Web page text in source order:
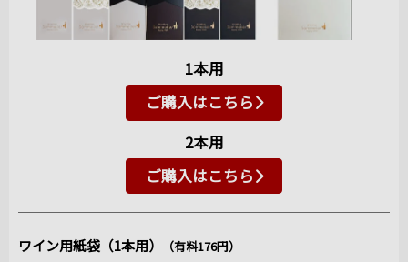
1本用
ご購入はこちら
2本用
ご購入はこちら
ワイン用紙袋（1本用） （有料176円）